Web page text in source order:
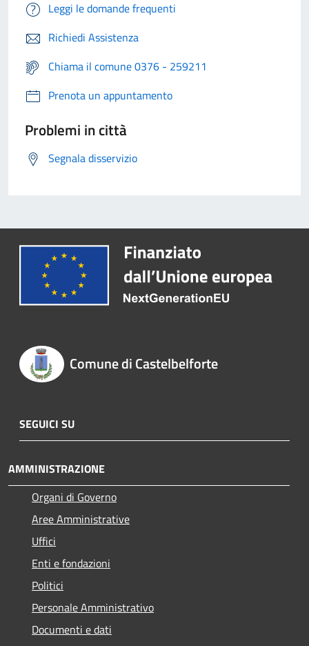
Leggi le domande frequenti
Richiedi Assistenza
Chiama il comune 0376 - 259211
Prenota un appuntamento
Problemi in città
Segnala disservizio
Comune di Castelbelforte
SEGUICI SU
AMMINISTRAZIONE
Organi di Governo
Aree Amministrative
Uffici
Enti e fondazioni
Politici
Personale Amministrativo
Documenti e dati